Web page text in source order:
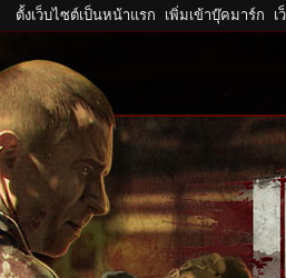
ตั้งเว็บไซต์เป็นหน้าแรก เพิ่มเข้าบุ๊คมาร์ก เ